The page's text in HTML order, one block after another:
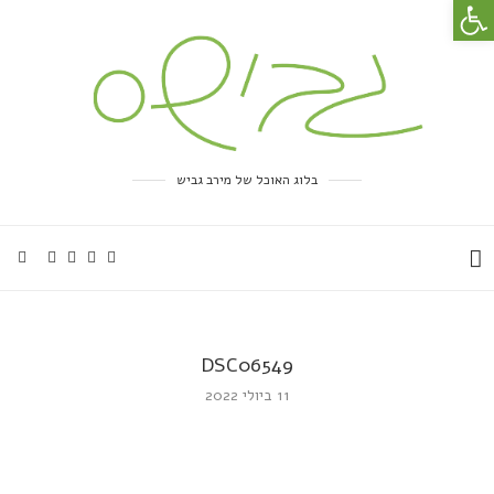
בלוג האוכל של מירב גביש
DSC06549
11 ביולי 2022